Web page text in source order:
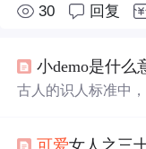
30 回复
古人的识人标准中
可爱女人之三